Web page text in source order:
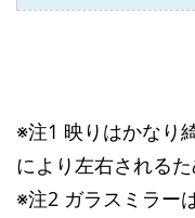
※注1 映りはかなり
により左右される
※注2 ガラスミラー